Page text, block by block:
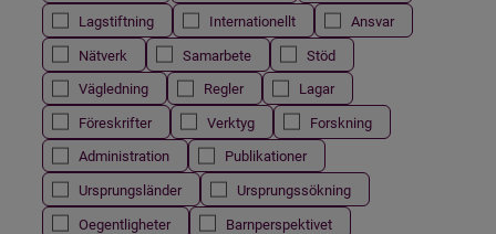
Lagstiftning
Internationellt
Ansvar
Nätverk
Samarbete
Stöd
Vägledning
Regler
Lagar
Föreskrifter
Verktyg
Forskning
Administration
Publikationer
Ursprungsländer
Ursprungssökning
Oegentligheter
Barnperspektivet